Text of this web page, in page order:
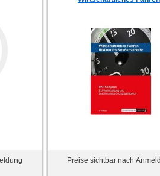
Preise sichtbar nach